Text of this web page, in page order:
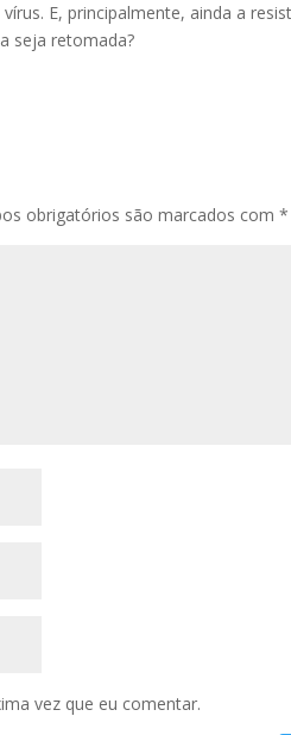
E, principalmente, ainda a
seja retomada?
obrigatórios são marcados com*
vez que eu comentar.